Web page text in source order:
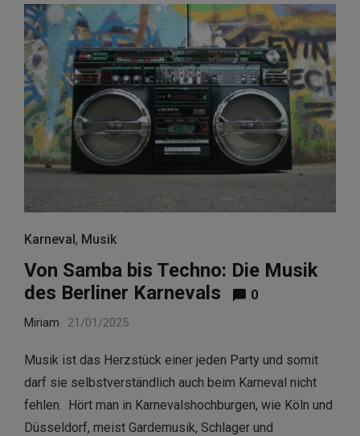
Karneval, Musik
Von Samba bis Techno: Die Musik
des Berliner Karnevals
0
Miriam 21/01/2025
Musik ist das Herzstück einer jeden Party und somit
darf sie selbstverständlich auch beim Karneval nicht
fehlen. Hört man in Karnevalshochburgen, wie Köln und
Düsseldorf, meist Gardemusik, Schlager und